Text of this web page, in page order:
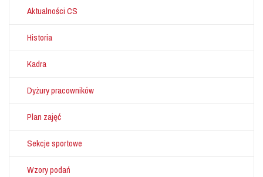
Aktualności CS
Historia
Kadra
Dyżury pracowników
Plan zajęć
Sekcje sportowe
Wzory podań